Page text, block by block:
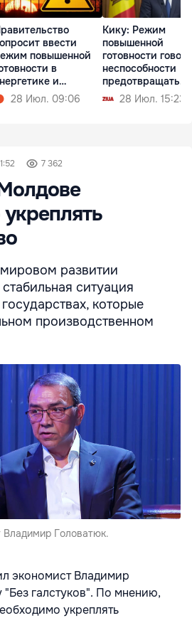
ввести
повышенной
в
и
28 Июл. 09:06
Кику: Режим
повышенной
готовности
неспособности
предотвращать
кризисы
28 Июл. 15:23
7 362
развитии
ситуация
которые
производственном
Владимир Головатюк.
экономист Владимир
галстуков". По мнению,
укреплять